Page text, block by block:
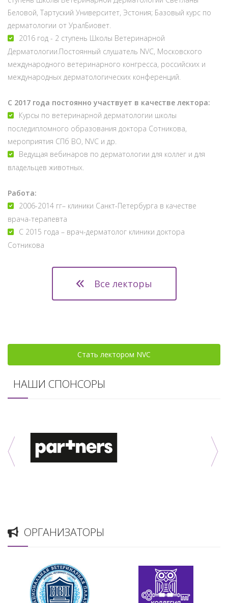
Беловой, Тартуский Университет, Эстония; Базовый курс по
дерматологии от УралБиовет.
2016 год - 2 ступень Школы Ветеринарной
Дерматологии.Постоянный слушатель NVC, Московского
международного ветеринарного конгресса, российских и
международных дерматологических конференций.
С 2017 года постоянно участвует в качестве лектора:
Курсы по ветеринарной дерматологии школы
последипломного образования доктора Сотникова,
мероприятия СПб ВО, NVC и др.
Ведущая вебинаров по дерматологии для коллег и для
владельцев животных.
Работа:
2006-2014 гг– клиники Санкт-Петербурга в качестве
врача-терапевта
С 2015 года – врач-дерматолог клиники доктора
Сотникова
Все лекторы
Стать лектором NVC
НАШИ СПОНСОРЫ
ОРГАНИЗАТОРЫ